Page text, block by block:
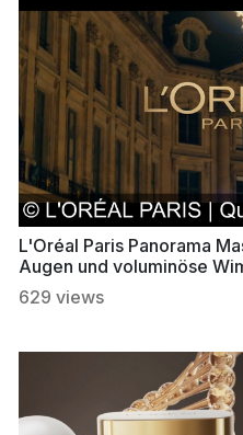
L'Oréal Paris Panorama
Augen und voluminöse
Jenner
629 views